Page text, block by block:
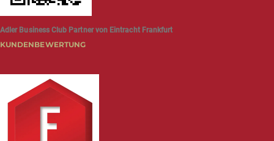
Adler Business Club Partner von Eintracht Frankfurt
KUNDENBEWERTUNG